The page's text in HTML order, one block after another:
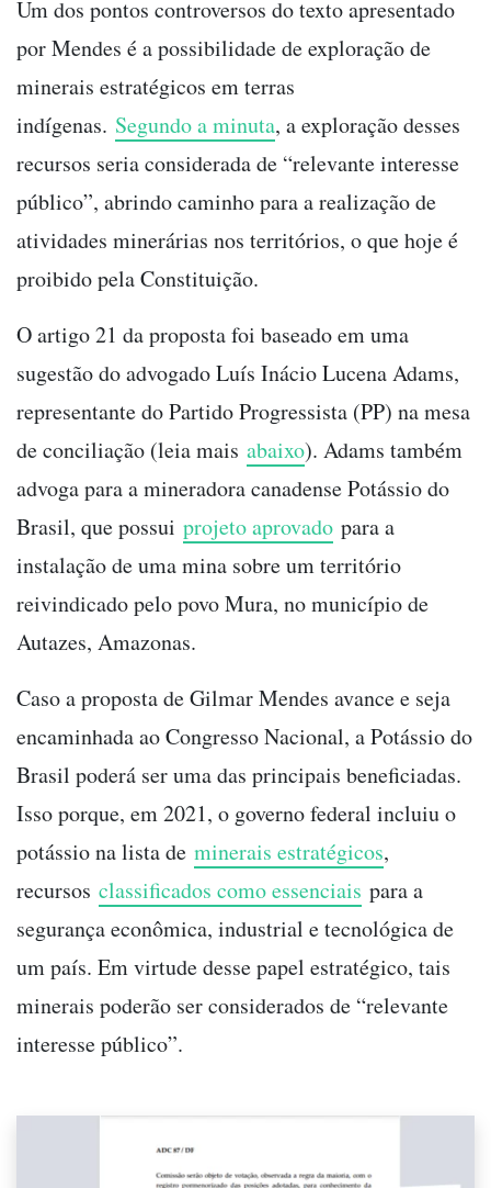
Um dos pontos controversos do texto apresentado
por Mendes é a possibilidade de exploração de
minerais estratégicos em terras
indígenas. Segundo a minuta, a exploração desses
recursos seria considerada de “relevante interesse
público”, abrindo caminho para a realização de
atividades minerárias nos territórios, o que hoje é
proibido pela Constituição.
O artigo 21 da proposta foi baseado em uma
sugestão do advogado Luís Inácio Lucena Adams,
representante do Partido Progressista (PP) na mesa
de conciliação (leia mais abaixo). Adams também
advoga para a mineradora canadense Potássio do
Brasil, que possui projeto aprovado para a
instalação de uma mina sobre um território
reivindicado pelo povo Mura, no município de
Autazes, Amazonas.
Caso a proposta de Gilmar Mendes avance e seja
encaminhada ao Congresso Nacional, a Potássio do
Brasil poderá ser uma das principais beneficiadas.
Isso porque, em 2021, o governo federal incluiu o
potássio na lista de minerais estratégicos,
recursos classificados como essenciais para a
segurança econômica, industrial e tecnológica de
um país. Em virtude desse papel estratégico, tais
minerais poderão ser considerados de “relevante
interesse público”.